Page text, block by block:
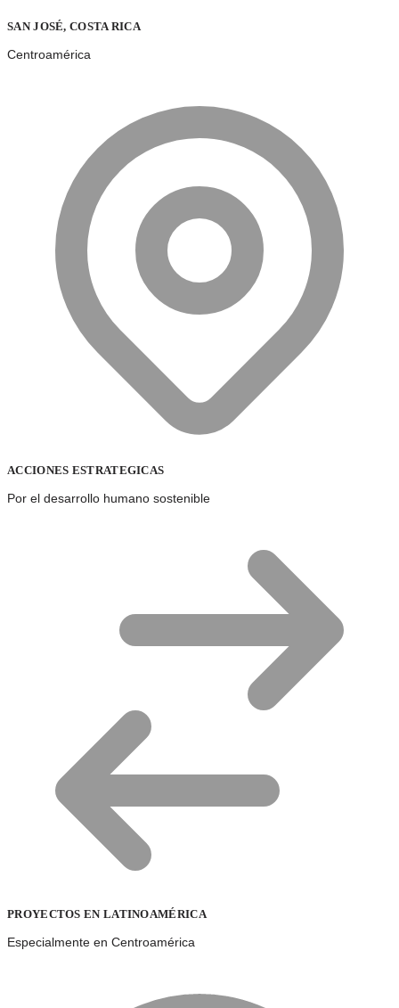
SAN JOSÉ, COSTA RICA
Centroamérica
ACCIONES ESTRATEGICAS
Por el desarrollo humano sostenible
PROYECTOS EN LATINOAMÉRICA
Especialmente en Centroamérica